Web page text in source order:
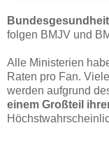
folgen BMJV und
Alle Ministerien
Raten pro Fan.
werden aufgrund
einem Großteil